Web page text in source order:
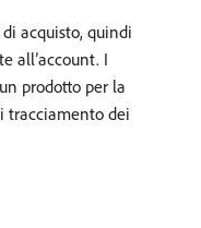
acquisto, quindi
all’account. I
prodotto per la
tracciamento dei